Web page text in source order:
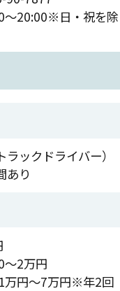
～20:00※日・祝を除
ックドライバー）
あり
～2万円
万円～7万円※年2回